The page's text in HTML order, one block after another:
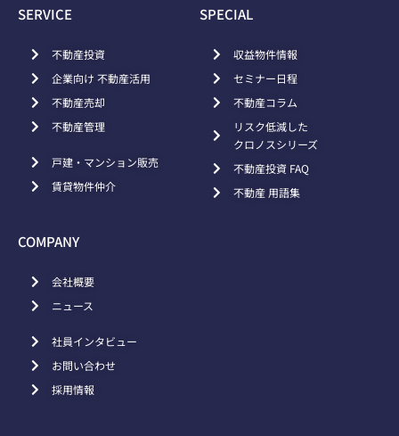
SERVICE
不動産投資
企業向け 不動産活用
不動産売却
不動産管理
戸建・マンション販売
賃貸物件仲介
SPECIAL
収益物件情報
セミナー日程
不動産コラム
リスク低減した
クロノスシリーズ
不動産投資 FAQ
不動産 用語集
COMPANY
会社概要
ニュース
社員インタビュー
お問い合わせ
採用情報